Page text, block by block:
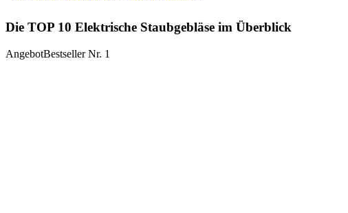
Die TOP 10 Elektrische Staubgebläse im Überblick
AngebotBestseller Nr. 1